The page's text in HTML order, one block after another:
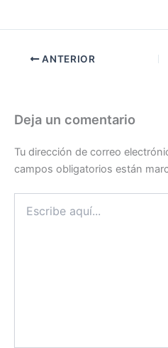
ANTERIOR
Deja un comentario
Tu dirección de correo
campos obligatorios están
aquí...